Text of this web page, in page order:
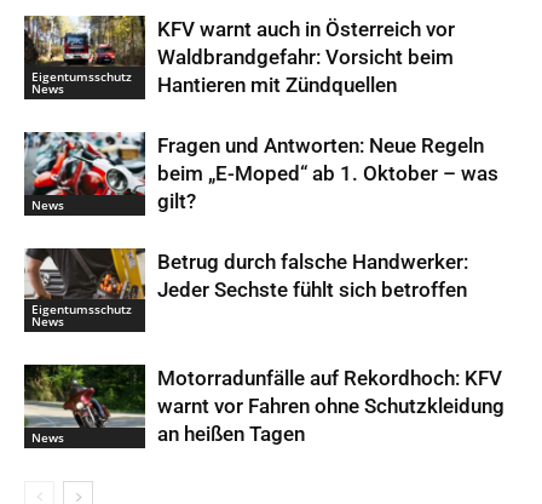
Eigentumsschutz
News
KFV warnt auch in Österreich vor
Waldbrandgefahr: Vorsicht beim
Hantieren mit Zündquellen
News
Fragen und Antworten: Neue Regeln
beim „E-Moped“ ab 1. Oktober – was
gilt?
Eigentumsschutz
News
Betrug durch falsche Handwerker:
Jeder Sechste fühlt sich betroffen
News
Motorradunfälle auf Rekordhoch: KFV
warnt vor Fahren ohne Schutzkleidung
an heißen Tagen